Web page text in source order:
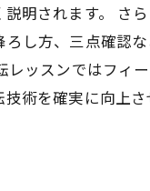
明されます。 さ
し方、三点確認
レッスンではフィ
術を確実に向上